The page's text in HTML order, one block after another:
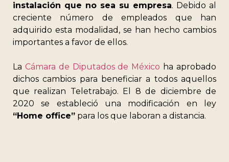
instalación que no sea su empresa. Debido al
creciente número de empleados que han
adquirido esta modalidad, se han hecho cambios
importantes a favor de ellos.
La Cámara de Diputados de México ha aprobado
dichos cambios para beneficiar a todos aquellos
que realizan Teletrabajo. El 8 de diciembre de
2020 se estableció una modificación en ley
“Home office” para los que laboran a distancia.